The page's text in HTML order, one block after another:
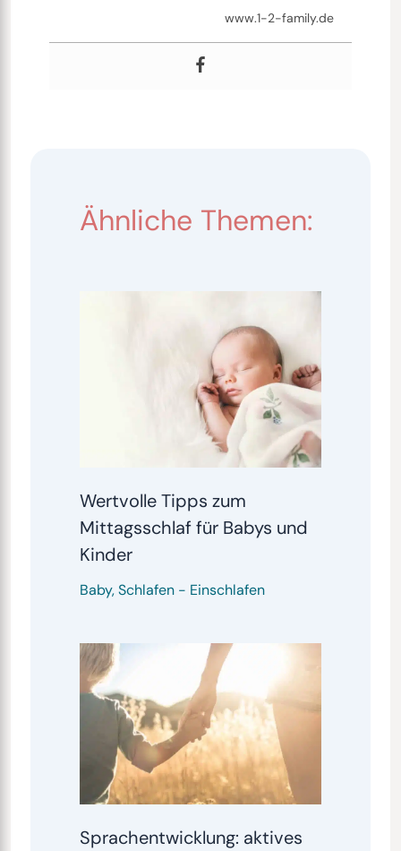
www.1-2-family.de
Ähnliche Themen:
Wertvolle Tipps zum
Mittagsschlaf für Babys und
Kinder
Baby,Schlafen- Einschlafen
Sprachentwicklung: aktives